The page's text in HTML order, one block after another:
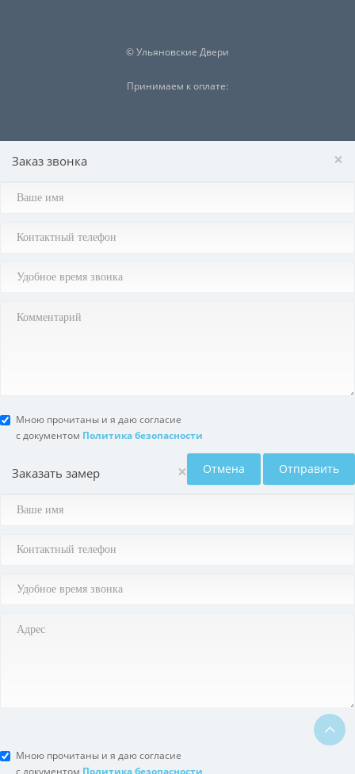
© Ульяновские Двери
Принимаем к оплате:
×
Заказ звонка
Мною прочитаны и я даю согласие
с документом Политика безопасности
Отмена Отправить
×
Заказать замер
Мною прочитаны и я даю согласие
с документом Политика безопасности